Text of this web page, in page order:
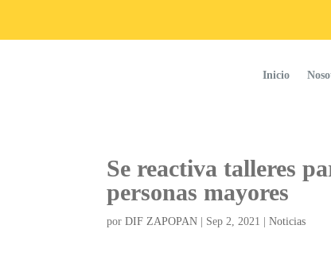
Inicio
Se reactiva talleres
personas mayores
porDIF ZAPOPAN Sep 2, 2021 |Noticias